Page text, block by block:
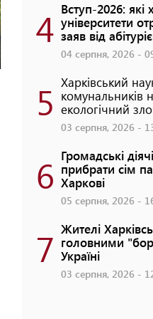
4 Вступ-2026: які
університети
заяв від
04 серпня, 2026 -
5 Харківський
комунальників
екологічний
03 серпня, 2026 -
6 Громадські
прибрати сім
Харкові
05 серпня, 2026 -
7 Жителі
головними
Україні
03 серпня, 2026 -